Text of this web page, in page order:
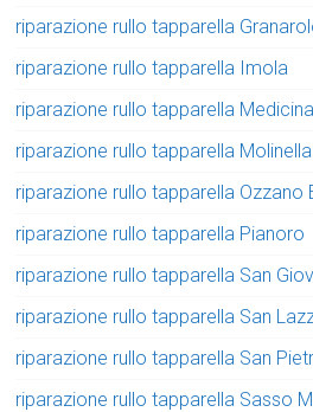
riparazione rullo tapparella
riparazione rullo tapparella Imola
riparazione rullo tapparella Medicina
riparazione rullo tapparella Molinella
riparazione rullo tapparella Ozzano
riparazione rullo tapparella Pianoro
riparazione rullo tapparella San
riparazione rullo tapparella San
riparazione rullo tapparella San
riparazione rullo tapparella Sasso